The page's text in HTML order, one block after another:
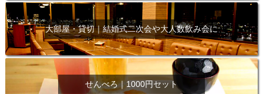
大部屋・貸切｜結婚式二次会や大人数飲み会に
せんべろ｜1000円セット